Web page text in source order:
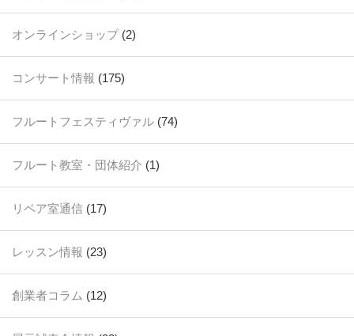
オンラインショップ(2)
コンサート情報 (175)
フルートフェスティヴァル (74)
フルート教室・団体紹介 (1)
リペア室通信 (17)
レッスン情報 (23)
創業者コラム (12)